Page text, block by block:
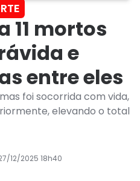
11 mortos
e
entre eles
foi socorrida com vida,
elevando o total
12/2025 18h40